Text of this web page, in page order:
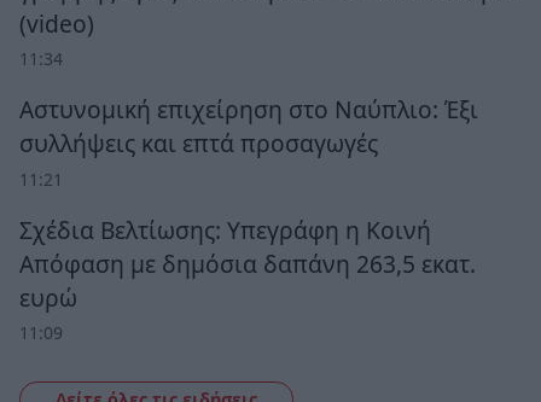
(video)
11:34
Αστυνομική επιχείρηση στο Ναύπλιο: Έξι
συλλήψεις και επτά προσαγωγές
11:21
Σχέδια Βελτίωσης: Υπεγράφη η Κοινή
Απόφαση με δημόσια δαπάνη 263,5 εκατ.
ευρώ
11:09